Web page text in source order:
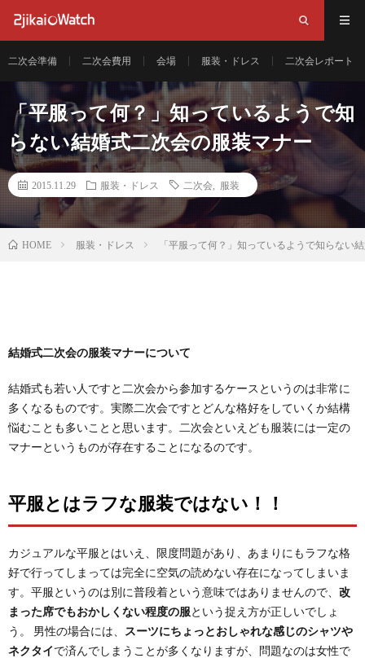
二次会準備 二次会費用 会場 服装・ドレス 二次会レポート
「平服って何？」知っているようで知
らない結婚式二次会の服装マナー
2015.11.29 服装・ドレス 二次会 服装
HOME 服装・ドレス 「平服って何？」知っているようで知らない
結婚式二次会の服装マナーについて
結婚式も若い人ですと二次会から参加するケースというのは非常に
多くなるものです。実際二次会ですとどんな格好をしていくか結構
悩むことも多いことと思います。二次会といえども服装には一定の
マナーというものが存在することになるのです。
平服とはラフな服装ではない！！
カジュアルな平服とはいえ、限度問題があり、あまりにもラフな格
好で行ってしまっては完全に空気の読めない存在になってしまいま
す。平服というのは別に普段着という意味ではありませんので、 改
まった席でもおかしくない程度の服という捉え方が正しいでしょ
う。 男性の場合には、
スーツにちょっとおしゃれな感じのシャツや
ネクタイで済んでしまうことが多くなりますが、問題なのは女性で